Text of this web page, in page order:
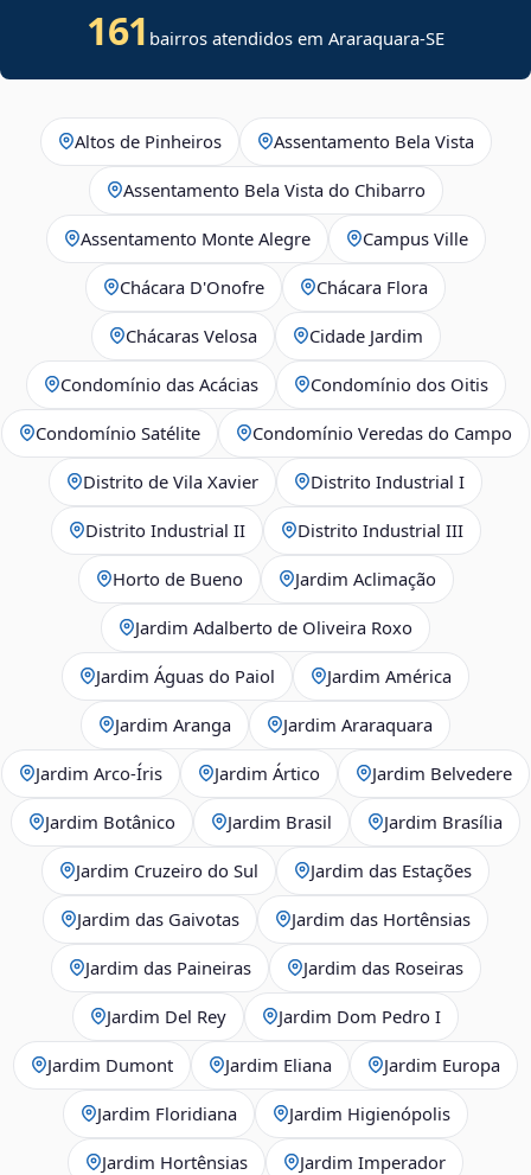
161 bairros atendidos em Araraquara-SE
Altos de Pinheiros Assentamento Bela Vista
Assentamento Bela Vista do Chibarro
Assentamento Monte Alegre Campus Ville
Chácara D'Onofre Chácara Flora
Chácaras Velosa Cidade Jardim
Condomínio das Acácias Condomínio dos Oitis
Condomínio Satélite Condomínio Veredas do Campo
Distrito de Vila Xavier Distrito Industrial I
Distrito Industrial II Distrito Industrial III
Horto de Bueno Jardim Aclimação
Jardim Adalberto de Oliveira Roxo
Jardim Águas do Paiol Jardim América
Jardim Aranga Jardim Araraquara
Jardim Arco‑Íris Jardim Ártico Jardim Belvedere
Jardim Botânico Jardim Brasil Jardim Brasília
Jardim Cruzeiro do Sul Jardim das Estações
Jardim das Gaivotas Jardim das Hortênsias
Jardim das Paineiras Jardim das Roseiras
Jardim Del Rey Jardim Dom Pedro I
Jardim Dumont Jardim Eliana Jardim Europa
Jardim Floridiana Jardim Higienópolis
Jardim Hortênsias Jardim Imperador